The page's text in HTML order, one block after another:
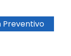
Preventivo